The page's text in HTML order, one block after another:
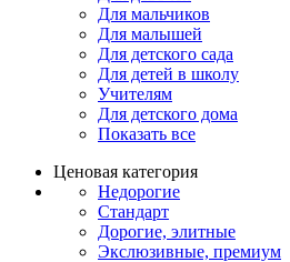
Для мальчиков
Для малышей
Для детского сада
Для детей в школу
Учителям
Для детского дома
Показать все
Ценовая категория
Недорогие
Стандарт
Дорогие, элитные
Экслюзивные, премиум